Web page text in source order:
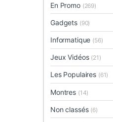
En Promo (269)
Gadgets (90)
Informatique (56)
Jeux Vidéos (21)
Les Populaires (61)
Montres (14)
Non classés (6)